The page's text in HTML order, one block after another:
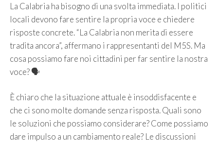
La Calabria ha bisogno di una svolta immediata. I politici
locali devono fare sentire la propria voce e chiedere
risposte concrete. “La Calabria non merita di essere
tradita ancora”, affermano i rappresentanti del M5S. Ma
cosa possiamo fare noi cittadini per far sentire la nostra
voce? 🗣️
È chiaro che la situazione attuale è insoddisfacente e
che ci sono molte domande senza risposta. Quali sono
le soluzioni che possiamo considerare? Come possiamo
dare impulso a un cambiamento reale? Le discussioni